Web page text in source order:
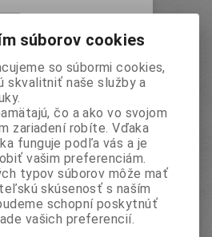
12 farieb
súborov cookies
so súbormi cookies,
skvalitniť naše služby a
čo a ako vo svojom
zariadení robíte. Vďaka
funguje podľa vás a je
vašim preferenciám.
typov súborov môže mať
skúsenosť s naším
schopní poskytnúť
vašich preferencií.